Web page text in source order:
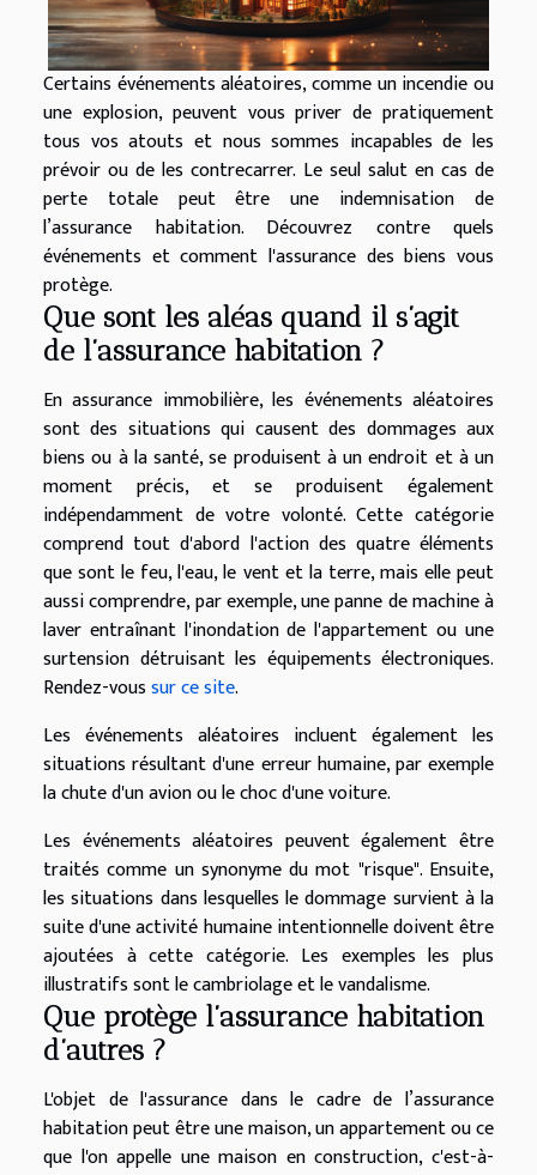
Certains événements aléatoires, comme un incendie ou
une explosion, peuvent vous priver de pratiquement
tous vos atouts et nous sommes incapables de les
prévoir ou de les contrecarrer. Le seul salut en cas de
perte totale peut être une indemnisation de
l’assurance habitation. Découvrez contre quels
événements et comment l'assurance des biens vous
protège.
Que sont les aléas quand il s’agit
de l’assurance habitation ?
En assurance immobilière, les événements aléatoires
sont des situations qui causent des dommages aux
biens ou à la santé, se produisent à un endroit et à un
moment précis, et se produisent également
indépendamment de votre volonté. Cette catégorie
comprend tout d'abord l'action des quatre éléments
que sont le feu, l'eau, le vent et la terre, mais elle peut
aussi comprendre, par exemple, une panne de machine à
laver entraînant l'inondation de l'appartement ou une
surtension détruisant les équipements électroniques.
Rendez-voussur ce site.
Les événements aléatoires incluent également les
situations résultant d'une erreur humaine, par exemple
la chute d'un avion ou le choc d'une voiture.
Les événements aléatoires peuvent également être
traités comme un synonyme du mot "risque". Ensuite,
les situations dans lesquelles le dommage survient à la
suite d'une activité humaine intentionnelle doivent être
ajoutées à cette catégorie. Les exemples les plus
illustratifs sont le cambriolage et le vandalisme.
Que protège l’assurance habitation
d’autres ?
L'objet de l'assurance dans le cadre de l’assurance
habitation peut être une maison, un appartement ou ce
que l'on appelle une maison en construction, c'est-à-